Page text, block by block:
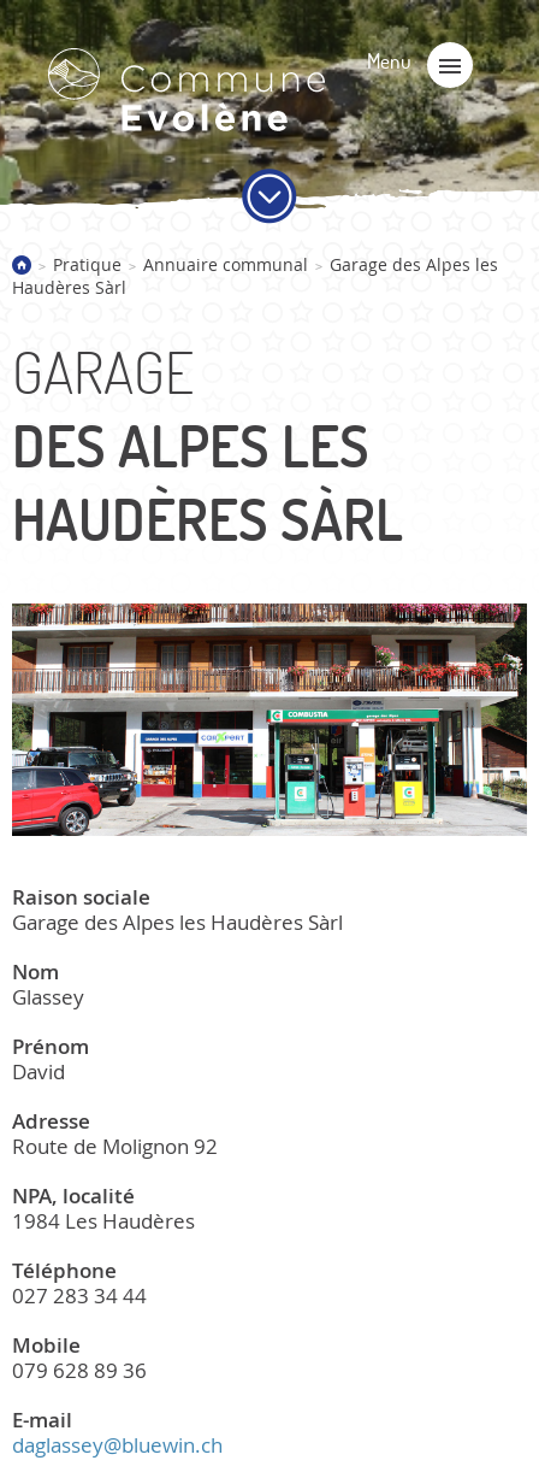
> Pratique > Annuaire communal > Garage des Alpes les
Haudères Sàrl
GARAGE
DES ALPES LES
HAUDÈRES SÀRL
Raison sociale
Garage des Alpes les Haudères Sàrl
Nom
Glassey
Prénom
David
Adresse
Route de Molignon 92
NPA, localité
1984 Les Haudères
Téléphone
027 283 34 44
Mobile
079 628 89 36
E-mail
daglassey@bluewin.ch